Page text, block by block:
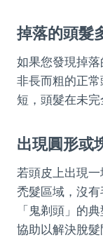
掉落的頭髮
如果您發現掉
非長而粗的正
短，頭髮在未完
出現圓形或
若頭皮上出現
禿髮區域，沒
「鬼剃頭」的
協助以解決脫髮